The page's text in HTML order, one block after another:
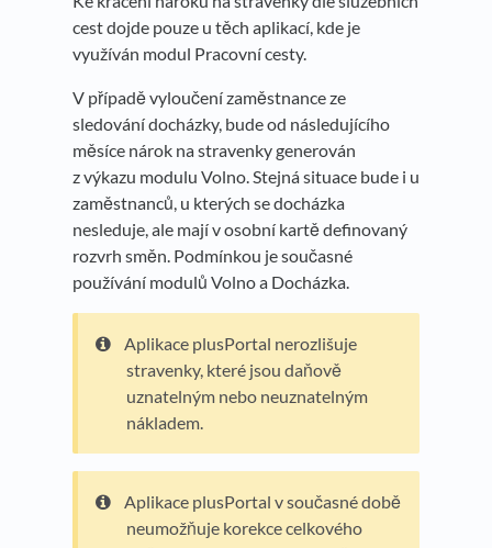
cest dojde pouze u těch aplikací, kde je
využíván modul Pracovní cesty.
V případě vyloučení zaměstnance ze
sledování docházky, bude od následujícího
měsíce nárok na stravenky generován
z výkazu modulu Volno. Stejná situace bude i u
zaměstnanců, u kterých se docházka
nesleduje, ale mají v osobní kartě definovaný
rozvrh směn. Podmínkou je současné
používání modulů Volno a Docházka.
Aplikace plusPortal nerozlišuje
stravenky, které jsou daňově
uznatelným nebo neuznatelným
nákladem.
Aplikace plusPortal v současné době
neumožňuje korekce celkového